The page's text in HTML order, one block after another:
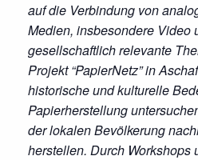
auf die Verbindung von
Medien, insbesondere Video
gesellschaftlich relevante
Projekt “PapierNetz” in
historische und kulturelle
Papierherstellung
der lokalen Bevölkerung
herstellen. Durch Workshops